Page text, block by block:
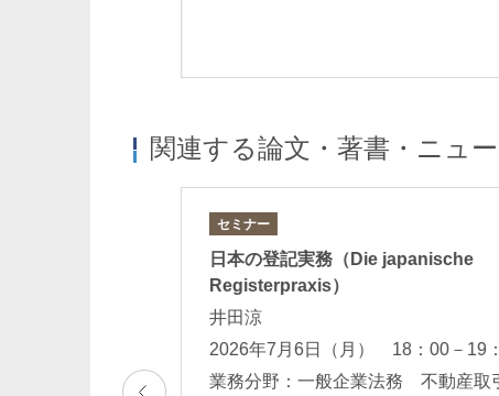
関連する論文・著書・ニュ
ダー契約 海外
セミナー
日本の登記実務（Die japanische
Registerpraxis）
井田涼
2026年7月6日（月） 18：00－19
業務分野：一般企業法務 不動産取引